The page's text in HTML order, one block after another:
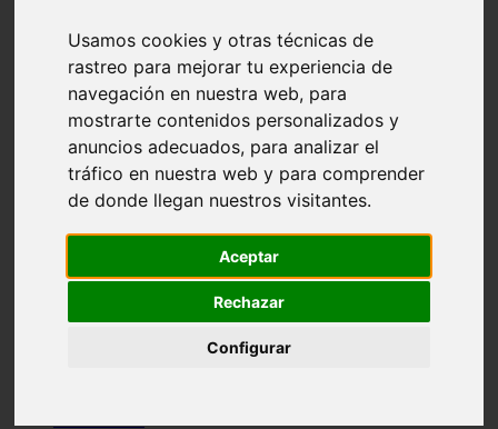
Usamos cookies y otras técnicas de
rastreo para mejorar tu experiencia de
navegación en nuestra web, para
mostrarte contenidos personalizados y
anuncios adecuados, para analizar el
tráfico en nuestra web y para comprender
de donde llegan nuestros visitantes.
Aceptar
Rechazar
Configurar
Teruel - sarrión
Cádiz - algodonales
Illes-balears - inca
Madrid - madrid
Málaga - torremolinos
Asturias - oviedo
Cádiz - el-puerto-de-santa-maría
Asturias - aller
Toledo - illescas
Málaga - marbella
Barcelona - barcelona
Pontevedra - lalín
Cantabria - val-de-san-vicente